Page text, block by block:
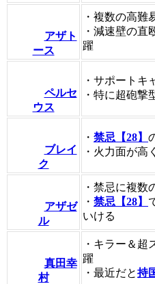
アザト
ース
・複数の高難
・減速壁の直
躍
ペルセ
ウス
・サポートキ
・特に超砲
ブレイ
ク
・ 禁忌【28】
・火力面が高
アザゼ
ル
・禁忌に複数
・ 禁忌【28】
いける
真田幸
村
・キラー＆超
躍
・最近だと持